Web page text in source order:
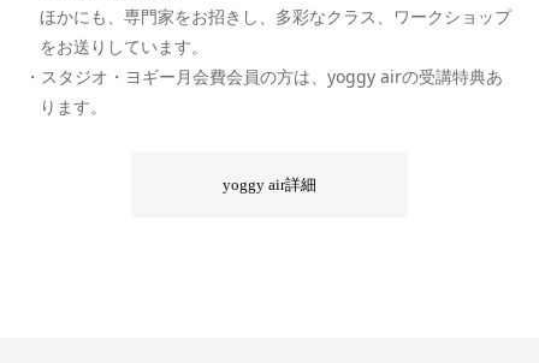
ほかにも、専門家をお招きし、多彩なクラス、ワークショップ
をお送りしています。
・スタジオ・ヨギー月会費会員の方は、yoggy airの受講特典あ
ります。
yoggy air詳細